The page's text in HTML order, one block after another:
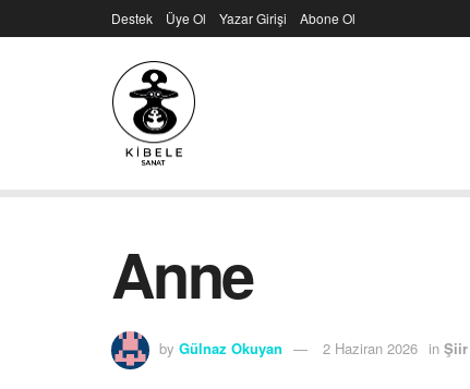
Destek Üye Ol Yazar Girişi Abone Ol
Anne
by Gülnaz Okuyan 2 Haziran 2026 in Şiir